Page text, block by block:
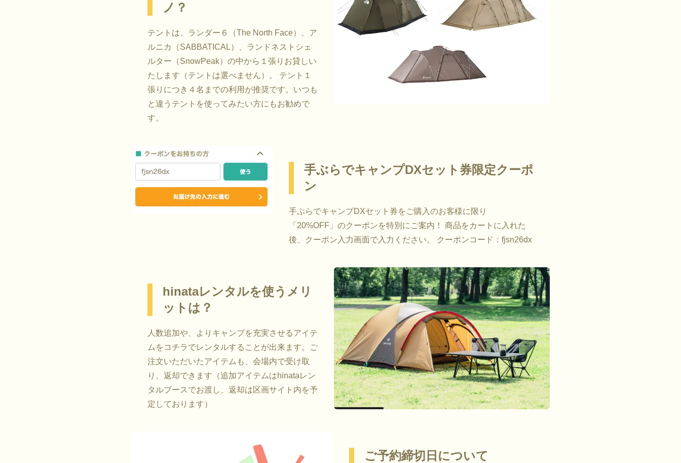
ノ？
テントは、ランダー６（The North Face）、ア
ルニカ（SABBATICAL）、ランドネストシェ
ルター（SnowPeak）の中から１張りお貸しい
たします（テントは選べません）。 テント１
張りにつき４名までの利用が推奨です。いつも
と違うテントを使ってみたい方にもお勧めで
す。
手ぶらでキャンプDXセット券限定クーポ
ン
手ぶらでキャンプDXセット券をご購入のお客様に限り
「20%OFF」のクーポンを特別にご案内！ 商品をカートに入れた
後、クーポン入力画面で入力ください。 クーポンコード：fjsn26dx
hinataレンタルを使うメリ
ットは？
人数追加や、よりキャンプを充実させるアイテ
ムをコチラでレンタルすることが出来ます。ご
注文いただいたアイテムも、会場内で受け取
り、返却できます（追加アイテムはhinataレン
タルブースでお渡し、返却は区画サイト内を予
定しております）
ご予約締切日について